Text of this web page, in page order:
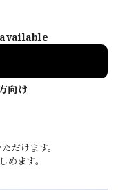
向け
だけます。
ます。